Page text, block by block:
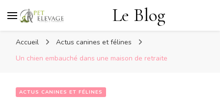
Le Blog
Accueil
Actus canines et félines
Un chien embauché dans une maison de retraite
ACTUS CANINES ET FÉLINES